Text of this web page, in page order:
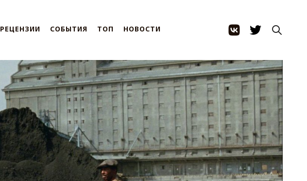
РЕЦЕНЗИИ СОБЫТИЯ ТОП НОВОСТИ